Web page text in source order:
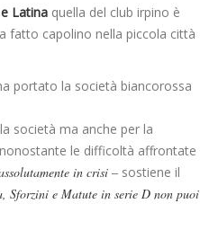
Latina quella del club irpino è
fatto capolino nella piccola città
portato la società biancorossa
società ma anche per la
le difficoltà affrontate
in crisi – sostiene il
Sforzini e Matute in serie D non puoi